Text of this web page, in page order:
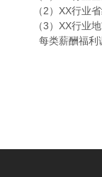
（2）XX行业
（3）XX行业
每类薪酬福利